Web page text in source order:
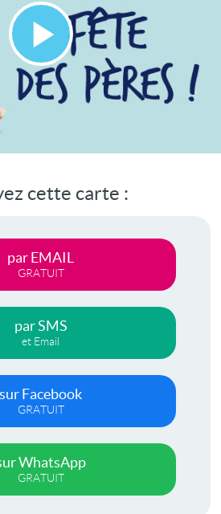
Lire
vidéo
cette carte :
par EMAIL
GRATUIT
par SMS
et Email
sur Facebook
GRATUIT
WhatsApp
GRATUIT